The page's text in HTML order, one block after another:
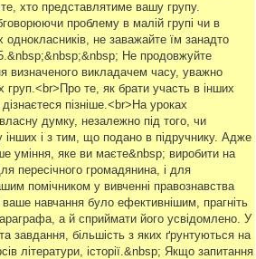
хто представлятиме вашу групу.
проблему в малій групі чи в
однокласників, не заважайте їм занадто
Не продовжуйте
визначеного викладачем часу, уважно
груп.<br>Про те, як брати участь в інших
пізніше.<br>На уроках
думку, незалежно під того, чи
інших і з тим, що подано в підручнику. Адже
уміння, яке ви маєте&nbsp; виробити на
пересічного громадянина, і для
помічником у вивченні правознавства
навчання було ефективнішим, прагніть
а й сприймати його усвідомлено. У
завдання, більшість з яких ґрунтуються на
літератури, історії.&nbsp; Якщо запитання